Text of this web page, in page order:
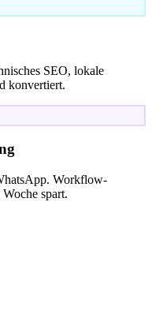
SEO, lokale
konvertiert.
Workflow-
spart.